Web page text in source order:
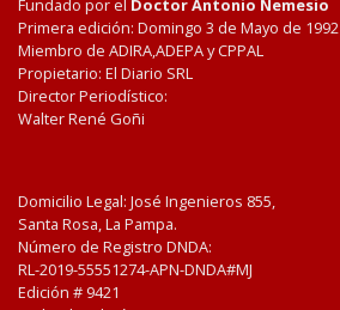
Fundado por el Doctor Antonio Nemesio
Primera edición: Domingo 3 de Mayo de 1992
Miembro de ADIRA,ADEPA y CPPAL
Propietario: El Diario SRL
Director Periodístico:
Walter René Goñi
Domicilio Legal: José Ingenieros 855,
Santa Rosa, La Pampa.
Número de Registro DNDA:
RL-2019-55551274-APN-DNDA#MJ
Edición # 9421